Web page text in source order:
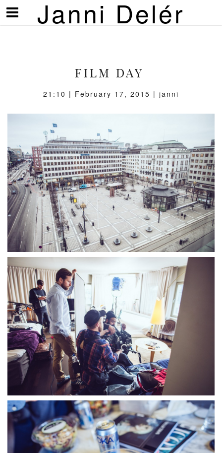
Janni Delér
Visa/göm
meny
FILM DAY
21:10 | February 17, 2015 | janni